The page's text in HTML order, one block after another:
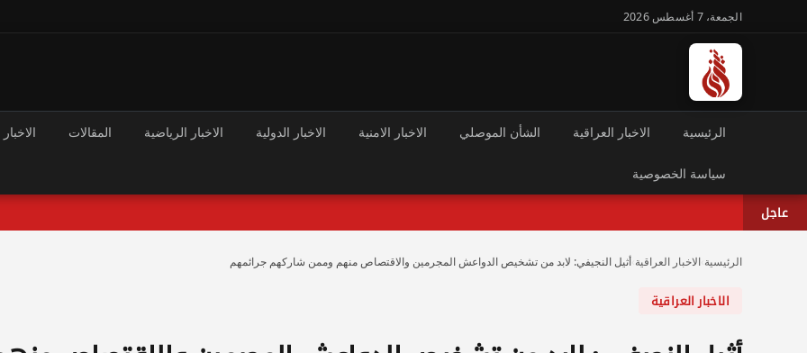
الجمعة، 7 أغسطس 2026
الرئيسية الاخبار العراقية الشأن الموصلي الاخبار الامنية الاخبار الدولية الاخبار الرياضية المقالات
سياسة الخصوصية
عاجل
الرئيسية الاخبار العراقية أثيل النجيفي: لابد من تشخيص الدواعش المجرمين والاقتصاص منهم وممن شاركهم جرائمهم
الاخبار العراقية